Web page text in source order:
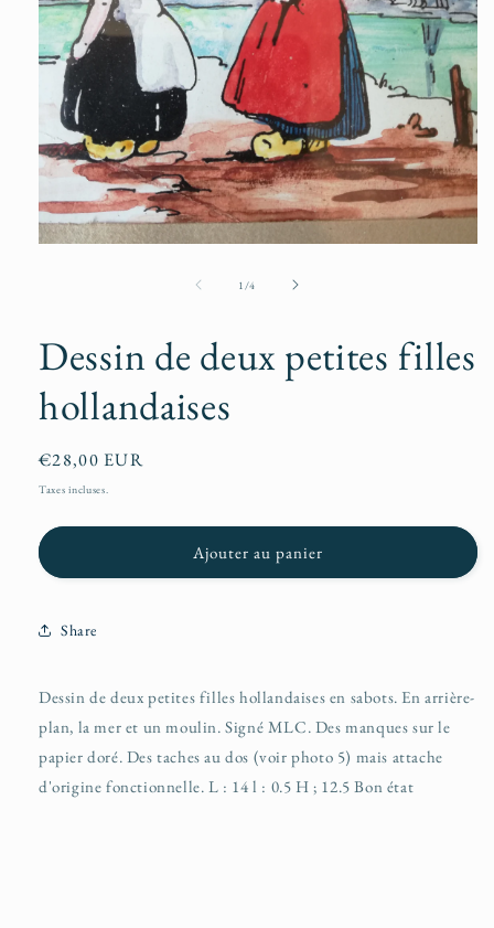
fenêtre
modale
1/de
4
Dessin de deux petites filles
hollandaises
Prix
habituel
€28,00 EUR
Taxes incluses.
Ajouter au panier
Share
Dessin de deux petites filles hollandaises en sabots. En arrière-
plan, la mer et un moulin. Signé MLC. Des manques sur le
papier doré. Des taches au dos (voir photo 5) mais attache
d'origine fonctionnelle. L : 14 l : 0.5 H ; 12.5 Bon état